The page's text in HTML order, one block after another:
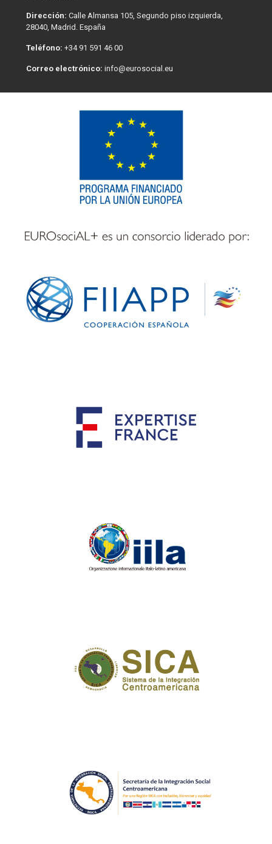
Dirección: Calle Almansa 105, Segundo piso izquierda,
28040, Madrid. España
Teléfono: +34 91 591 46 00
Correo electrónico: info@eurosocial.eu